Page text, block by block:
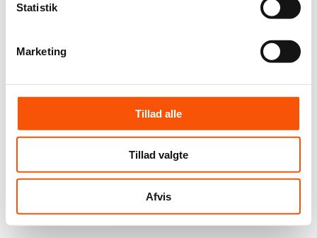
Statistik
Marketing
Tillad alle
Tillad valgte
Afvis